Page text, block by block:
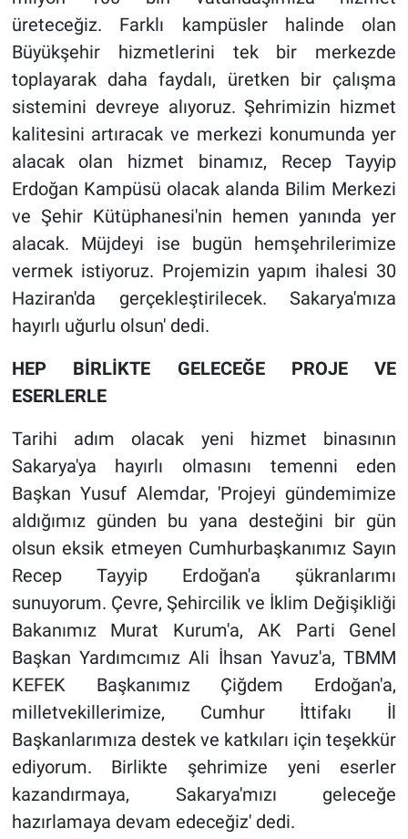
üreteceğiz. Farklı kampüsler halinde olan
Büyükşehir hizmetlerini tek bir merkezde
toplayarak daha faydalı, üretken bir çalışma
sistemini devreye alıyoruz. Şehrimizin hizmet
kalitesini artıracak ve merkezi konumunda yer
alacak olan hizmet binamız, Recep Tayyip
Erdoğan Kampüsü olacak alanda Bilim Merkezi
ve Şehir Kütüphanesi'nin hemen yanında yer
alacak. Müjdeyi ise bugün hemşehrilerimize
vermek istiyoruz. Projemizin yapım ihalesi 30
Haziran'da gerçekleştirilecek. Sakarya'mıza
hayırlı uğurlu olsun' dedi.
HEP BİRLİKTE GELECEĞE PROJE VE
ESERLERLE
Tarihi adım olacak yeni hizmet binasının
Sakarya'ya hayırlı olmasını temenni eden
Başkan Yusuf Alemdar, 'Projeyi gündemimize
aldığımız günden bu yana desteğini bir gün
olsun eksik etmeyen Cumhurbaşkanımız Sayın
Recep Tayyip Erdoğan'a şükranlarımı
sunuyorum. Çevre, Şehircilik ve İklim Değişikliği
Bakanımız Murat Kurum'a, AK Parti Genel
Başkan Yardımcımız Ali İhsan Yavuz'a, TBMM
KEFEK Başkanımız Çiğdem Erdoğan'a,
milletvekillerimize, Cumhur İttifakı İl
Başkanlarımıza destek ve katkıları için teşekkür
ediyorum. Birlikte şehrimize yeni eserler
kazandırmaya, Sakarya'mızı geleceğe
hazırlamaya devam edeceğiz' dedi.